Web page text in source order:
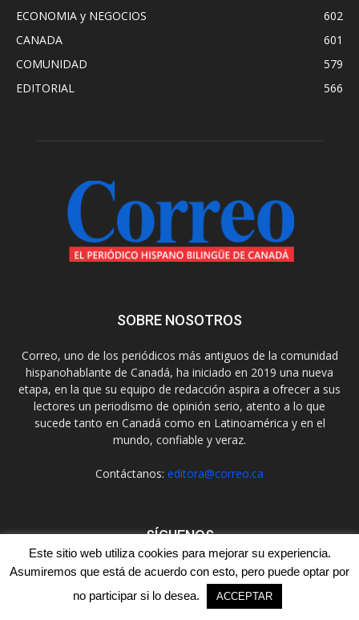
ECONOMIA y NEGOCIOS
602
CANADA
601
COMUNIDAD
579
EDITORIAL
566
SOBRE NOSOTROS
Correo, uno de los periódicos más antiguos de la comunidad
hispanohablante de Canadá, ha iniciado en 2019 una nueva
etapa, en la que su equipo de redacción aspira a ofrecer a sus
lectores un periodismo de opinión serio, atento a lo que
sucede tanto en Canadá como en Latinoamérica y en el
mundo, confiable y veraz.
Contáctanos: editora@correo.ca
SÍGUENOS
Este sitio web utiliza cookies para mejorar su experiencia.
Asumiremos que está de acuerdo con esto, pero puede optar por
no participar si lo desea.
ACCEPTAR